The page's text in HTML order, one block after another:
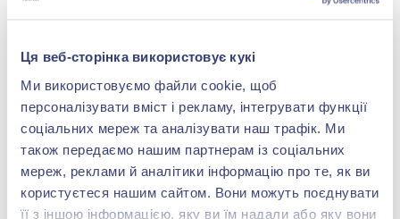
Ця веб-сторінка використовує кукі
Ми використовуємо файли cookie, щоб
персоналізувати вміст і рекламу, інтегрувати функції
соціальних мереж та аналізувати наш трафік. Ми
також передаємо нашим партнерам із соціальних
мереж, реклами й аналітики інформацію про те, як ви
користуєтеся нашим сайтом. Вони можуть поєднувати
її з іншою інформацією, яку ви їм надали або яку вони